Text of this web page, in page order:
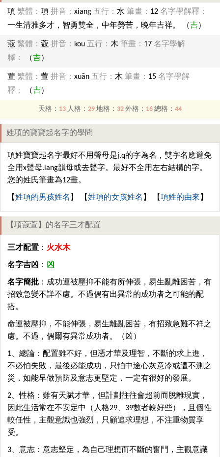
項 繁體： 項 拼音： xiang 五行： 水 筆畫： 12 名字學解釋：
一生清雅多才，智勇雙全，中年勞苦，晚年吉祥。 （吉）
蔻 繁體： 蔻 拼音： kou 五行： 木 筆畫： 17 名字學解
釋：
（吉）
萱 繁體： 萱 拼音： xuān 五行： 木 筆畫： 15 名字學解
釋：
（吉）
天格： 13 人格： 29 地格： 32 外格： 16 總格： 44
姓項的寶寶起名字的學問
項姓寶寶起名字最好不用聲母是j.q的字為名，雙字名應避免
全用x聲母.iang韻母或去聲字。最好不全用左右結構的字。
您的姓氏筆畫為12畫。
【姓項的男孩姓名 】 【姓項的女孩姓名 】 【項姓的由來 】
【項蔻萱】的名字三才配置
三才配置 ： 火水木
名字吉凶 ： 凶
名字簡批 ：成功運被壓抑不能有所伸張，易生亂離困苦，有
招致急變不詳不慮。不過偶有出異常的成功者之可能的配
搭。
命運被壓抑，不能伸張，易生離亂困苦，有招致急難不祥之
慮。不過，偶爾有異常成功者。（凶）
1、總論：配置雖不好，但憑才華及理智，不斷的求上進，
不必怕失敗，最後必能成功，只怕中途心灰意冷或遭不測之
災，如能早做預防及意志更堅定，一定有很好的發展。
2、性格：難有天賦才華，但計劃往往會超前而脫離現實，
因此生活常在不安定中（人格29、39數者較好些），且個性
較任性，主觀意識也強烈，只顧追求理想，不注重物質享
受。
3、意志：意志堅定，為自己理想而不斷的奮鬥，主觀意識